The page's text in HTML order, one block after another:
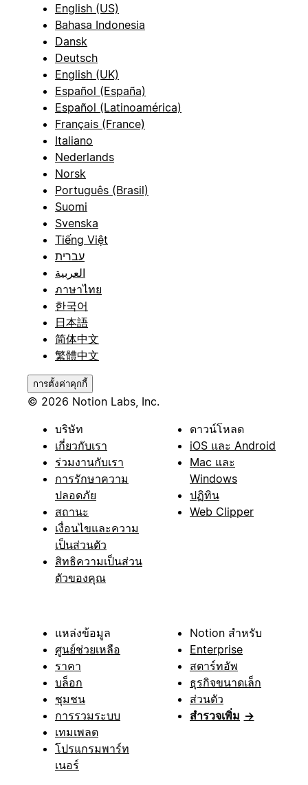
English (US)
Bahasa Indonesia
Dansk
Deutsch
English (UK)
Español (España)
Español (Latinoamérica)
Français (France)
Italiano
Nederlands
Norsk
Português (Brasil)
Suomi
Svenska
Tiếng Việt
עברית
العربية
ภาษาไทย
한국어
日本語
简体中文
繁體中文
การตั้งค่าคุกกี้
© 2026 Notion Labs, Inc.
บริษัท
เกี่ยวกับเรา
ร่วมงานกับเรา
การรักษาความ
ปลอดภัย
สถานะ
เงื่อนไขและความ
เป็นส่วนตัว
สิทธิความเป็นส่วน
ตัวของคุณ
ดาวน์โหลด
iOS และ Android
Mac และ
Windows
ปฏิทิน
Web Clipper
แหล่งข้อมูล
ศูนย์ช่วยเหลือ
ราคา
บล็อก
ชุมชน
การรวมระบบ
เทมเพลต
โปรแกรมพาร์ท
เนอร์
Notion สำหรับ
Enterprise
สตาร์ทอัพ
ธุรกิจขนาดเล็ก
ส่วนตัว
สำรวจเพิ่ม →